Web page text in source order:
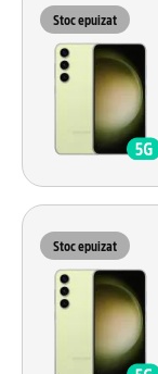
Stoc epuizat
Stoc epuizat